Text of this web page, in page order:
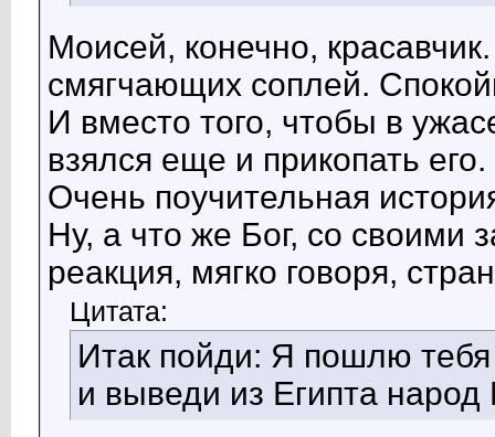
Моисей, конечно,
смягчающих соплей.
И вместо того, чтобы в
взялся еще и прикопать его.
Очень поучительная
Ну, а что же Бог, со своими
реакция, мягко говоря,
Цитата:
Итак пойди: Я пошлю
и выведи из Египта